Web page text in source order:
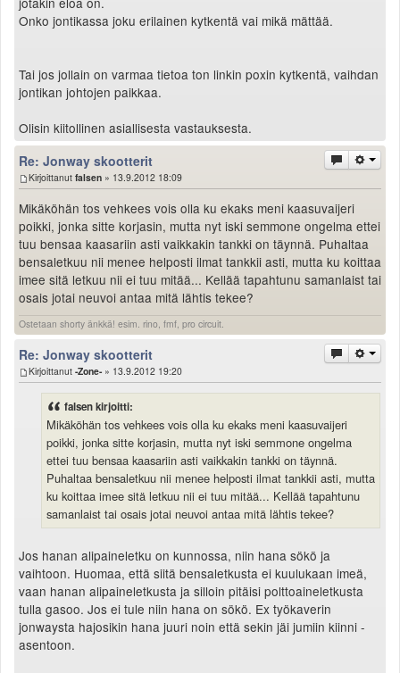
Rovaniemen sää
MUUT
Paidat ja vaatteet
Suunnittele oma paita
Palaute
Kevytversio
Onko jontikassa joku erilainen kytkentä vai mikä mättää.
Tai jos jollain on varmaa tietoa ton linkin poxin kytkentä, vaihdan
jontikan johtojen paikkaa.
Olisin kiitollinen asiallisesta vastauksesta.
Re: Jonway skootterit
Kirjoittanut falsen » 13.9.2012 18:09
Mikäköhän tos vehkees vois olla ku ekaks meni kaasuvaijeri
poikki, jonka sitte korjasin, mutta nyt iski semmone ongelma ettei
tuu bensaa kaasariin asti vaikkakin tankki on täynnä. Puhaltaa
bensaletkuu nii menee helposti ilmat tankkii asti, mutta ku koittaa
imee sitä letkuu nii ei tuu mitää... Kellää tapahtunu samanlaist tai
osais jotai neuvoi antaa mitä lähtis tekee?
Ostetaan shorty änkkä! esim. rino, fmf, pro circuit.
Re: Jonway skootterit
Kirjoittanut -Zone- » 13.9.2012 19:20
falsen kirjoitti:
Mikäköhän tos vehkees vois olla ku ekaks meni kaasuvaijeri
poikki, jonka sitte korjasin, mutta nyt iski semmone ongelma
ettei tuu bensaa kaasariin asti vaikkakin tankki on täynnä.
Puhaltaa bensaletkuu nii menee helposti ilmat tankkii asti, mutta
ku koittaa imee sitä letkuu nii ei tuu mitää... Kellää tapahtunu
samanlaist tai osais jotai neuvoi antaa mitä lähtis tekee?
Jos hanan alipaineletku on kunnossa, niin hana sökö ja
vaihtoon. Huomaa, että siitä bensaletkusta ei kuulukaan imeä,
vaan hanan alipaineletkusta ja silloin pitäisi polttoaineletkusta
tulla gasoo. Jos ei tule niin hana on sökö. Ex työkaverin
jonwaysta hajosikin hana juuri noin että sekin jäi jumiin kiinni -
asentoon.